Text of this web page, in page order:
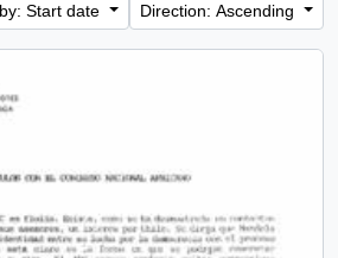
Start date
Direction: Ascending